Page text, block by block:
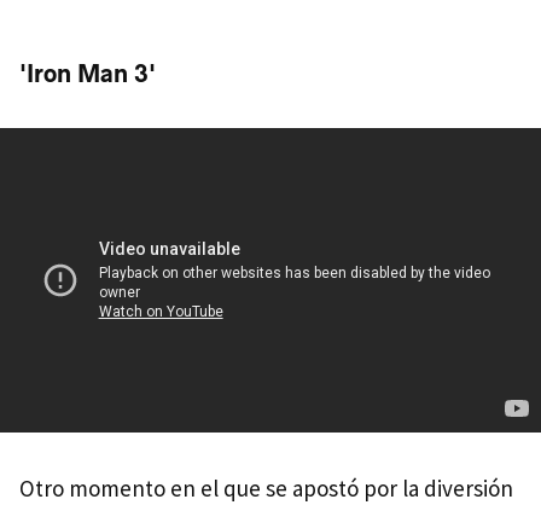
'Iron Man 3'
Otro momento en el que se apostó por la diversión